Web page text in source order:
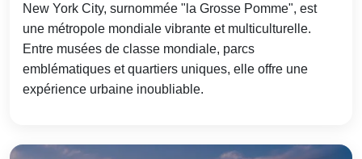
New York City, surnommée "la Grosse Pomme", est
une métropole mondiale vibrante et multiculturelle.
Entre musées de classe mondiale, parcs
emblématiques et quartiers uniques, elle offre une
expérience urbaine inoubliable.